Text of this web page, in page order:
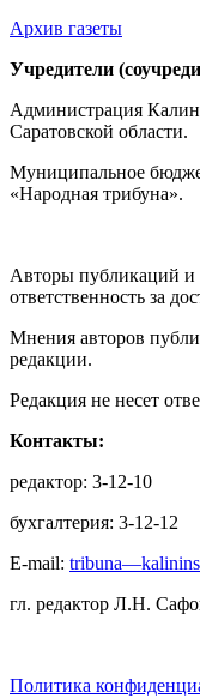
Архив газеты
Учредители
Администрация
Саратовской области.
Муниципальное
«Народная трибуна».
Авторы публикаций и
ответственность за
Мнения авторов
редакции.
Редакция не несет
Контакты:
редактор: 3-12-10
бухгалтерия: 3-12-12
E-mail:
гл. редактор Л.Н.
Политика